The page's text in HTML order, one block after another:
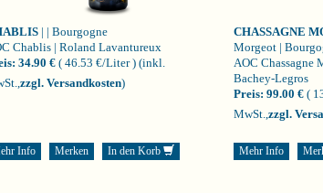
| | Bourgogne
Chablis | Roland Lavantureux
34.90 € ( 46.53 €/Liter ) (inkl.
zzgl. Versandkosten)
Info Merken In den Korb
CHASSAGNE
Morgeot |
AOC Chassagne
Bachey-Legros
Preis: 99.00 € (
MwSt., zzgl.
Mehr Info